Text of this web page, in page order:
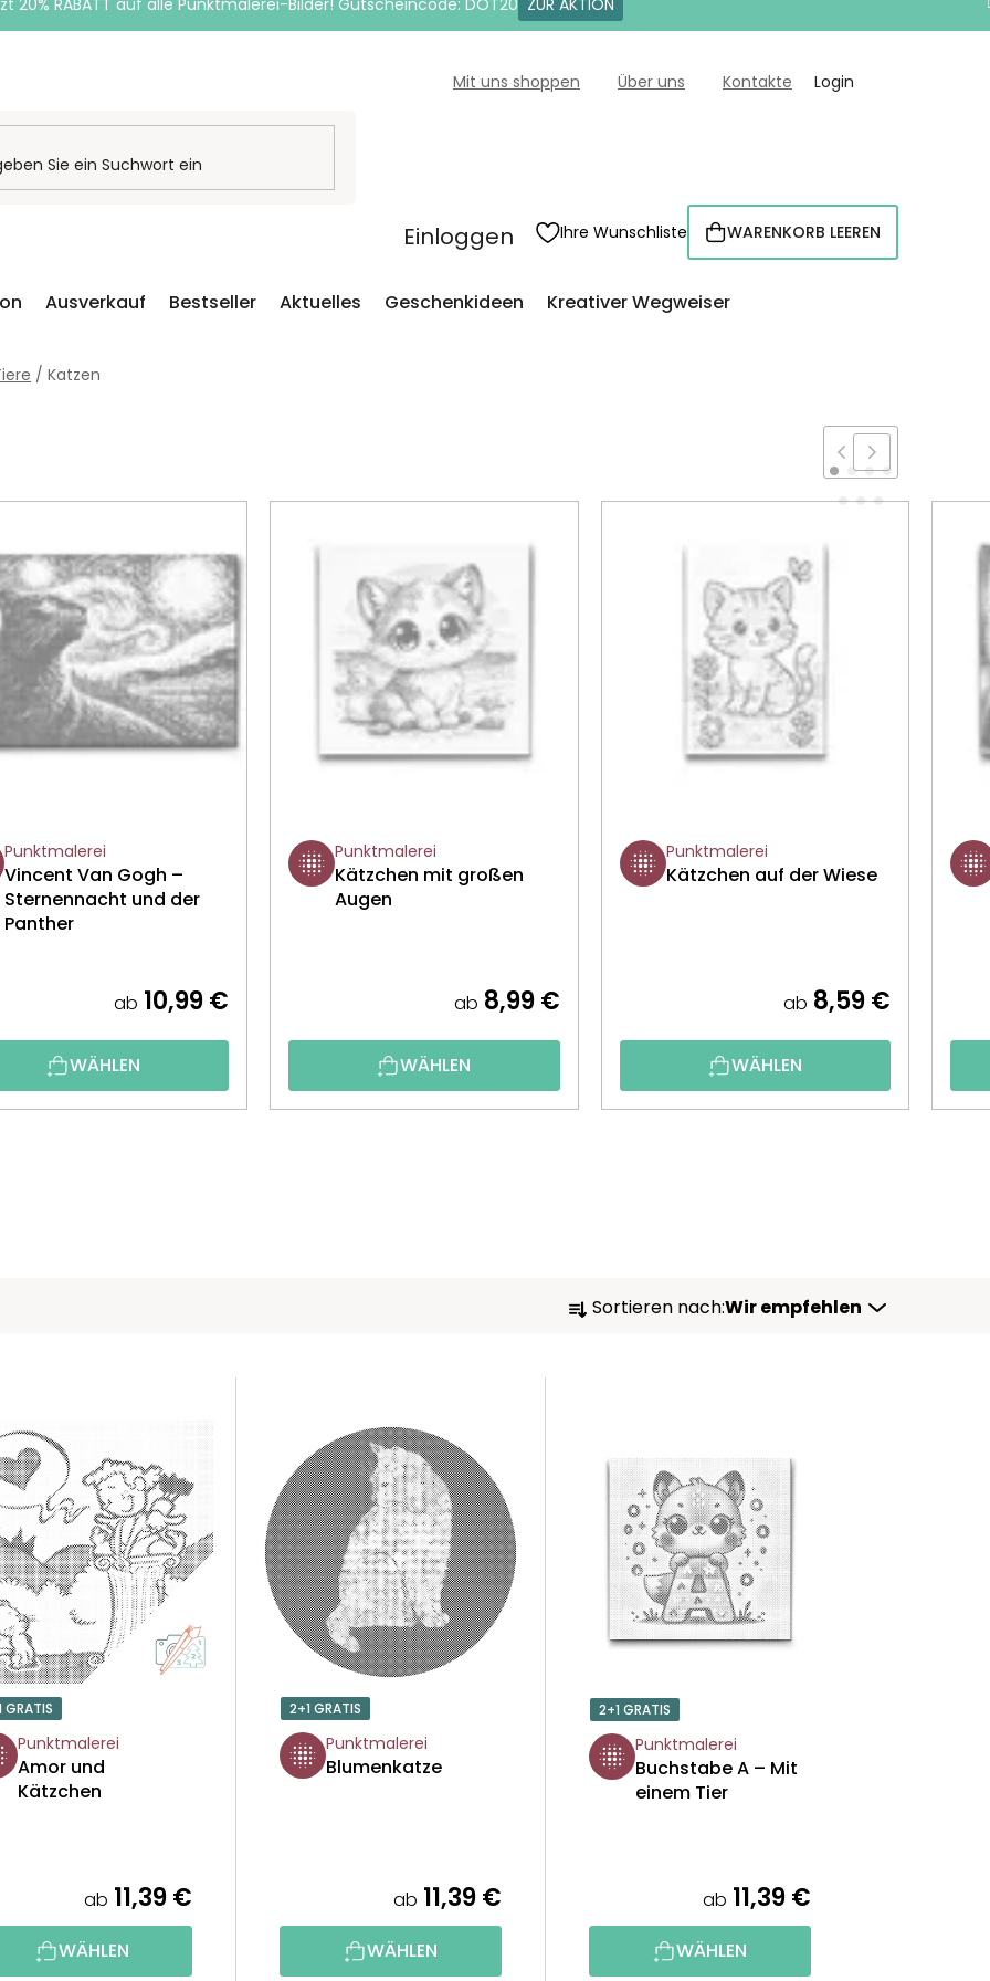
20% RABATT auf alle Punktmalerei-Bilder! Gutscheincode: DOT20 ZUR AKTION
Mit uns shoppen Über uns Kontakte Login
Einloggen Ihre Wunschliste WARENKORB
WARENKORB LEEREN
Ausverkauf Bestseller Aktuelles Geschenkideen Kreativer Wegweiser
/ Katzen
Punktmalerei
Vincent Van Gogh –
Sternennacht und der
Panther
ab 10,99 €
WÄHLEN
Punktmalerei
Kätzchen mit großen
Augen
ab 8,99 €
WÄHLEN
Punktmalerei
Kätzchen auf der Wiese
ab 8,59 €
WÄHLEN
P
O
R
R
Sortieren nach:Wir empfehlen
GRATIS
Punktmalerei
Amor und
Kätzchen
ab 11,39 €
WÄHLEN
2+1 GRATIS
Punktmalerei
Blumenkatze
ab 11,39 €
WÄHLEN
2+1 GRATIS
Punktmalerei
Buchstabe A – Mit
einem Tier
ab 11,39 €
WÄHLEN